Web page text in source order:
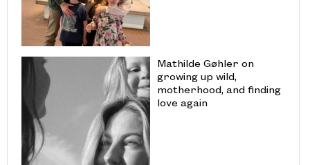
Mathilde Gøhler on
growing up wild,
motherhood, and finding
love again